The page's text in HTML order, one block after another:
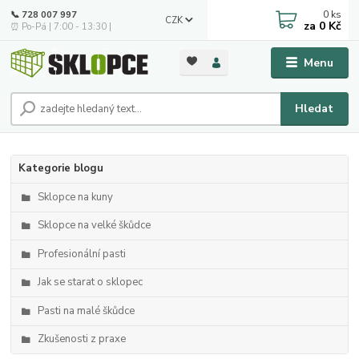
Menu
CZK
Hledat
📞 728 007 997
⏰ Po-Pá | 7:00 - 13:30 |
0 ks
za 0 Kč
Kategorie blogu
Sklopce na kuny
Sklopce na velké škůdce
Profesionální pasti
Jak se starat o sklopec
Pasti na malé škůdce
Zkušenosti z praxe